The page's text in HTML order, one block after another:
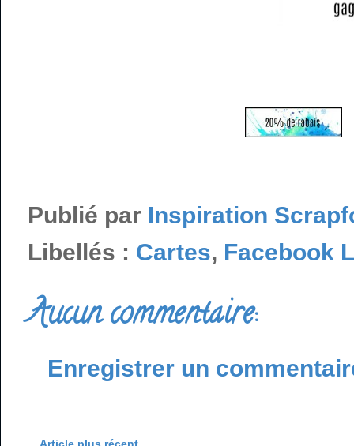
Publié par Inspiration
Libellés : Cartes, Facebook
Aucun commentaire:
Enregistrer un